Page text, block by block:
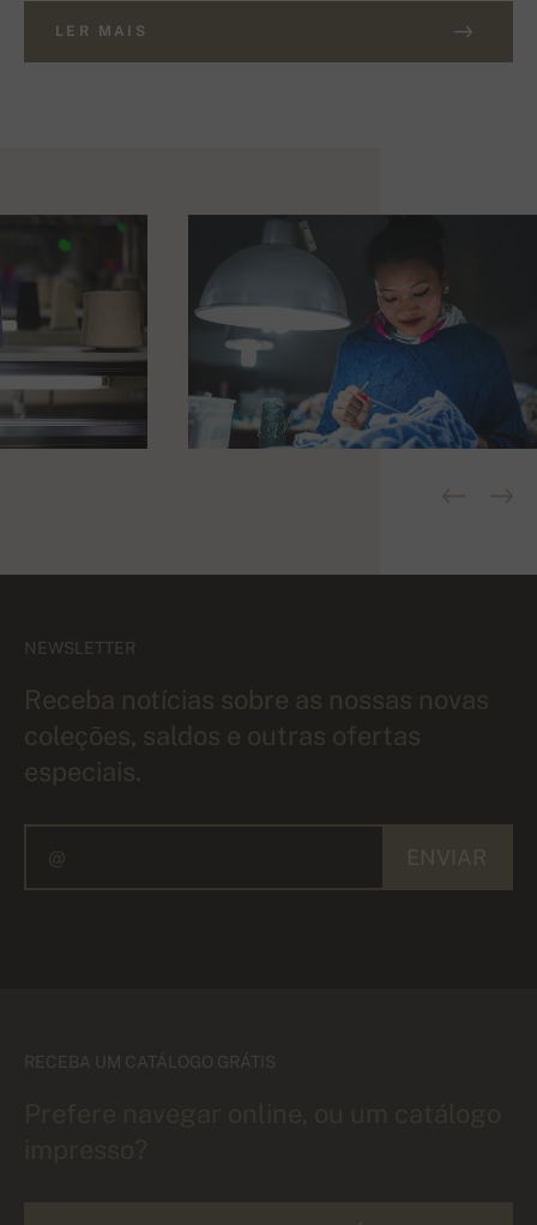
LER MAIS
NEWSLETTER
Receba notícias sobre as nossas novas
coleções, saldos e outras ofertas
especiais.
RECEBA UM CATÁLOGO GRÁTIS